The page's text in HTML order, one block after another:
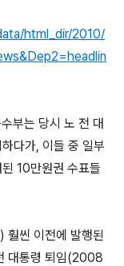
html_dir/2010/
부는 당시 노 전 대
다가, 이들 중 일부
10만원권 수표들
씬 이전에 발행된
대통령 퇴임(2008